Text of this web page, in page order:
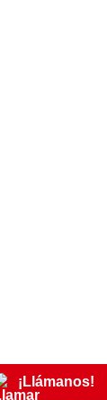
¡Llámanos!